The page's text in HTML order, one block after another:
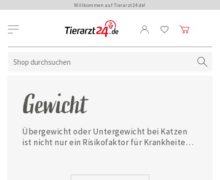
Willkommen auf Tierarzt24.de!
Gewicht
Übergewicht oder Untergewicht bei Katzen
ist nicht nur ein Risikofaktor für Krankheiten.
Katze mit unseren Ergänzungsfuttermitteln